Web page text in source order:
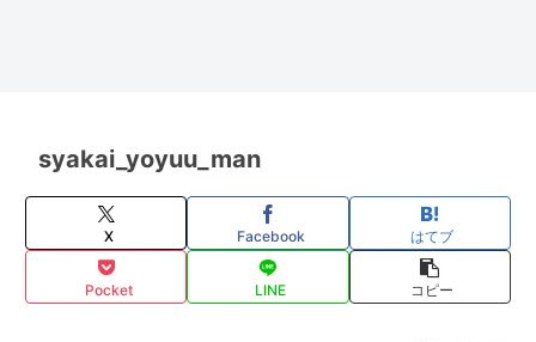
syakai_yoyuu_man
X Facebook はてブ
Pocket LINE コピー